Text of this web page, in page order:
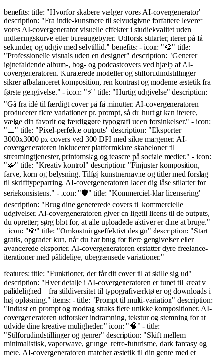
benefits: title: "Hvorfor skabere vælger vores AI-covergenerator"
description: "Fra indie-kunstnere til selvudgivne forfattere leverer
vores AI-covergenerator visuelle effekter i studiekvalitet uden
indlæringskurve eller bureaugebyrer. Udforsk stilarter, iterer på få
sekunder, og udgiv med selvtillid." benefits: - icon: "🎨" title:
"Professionelle visuals uden en designer" description: "Generer
iøjnefaldende album-, bog- og podcastcovers ved hjælp af AI-
covergeneratoren. Kuraterede modeller og stilforudindstillinger
sikrer afbalanceret komposition, ren kontrast og moderne æstetik fra
første gengivelse." - icon: "⚡" title: "Hurtig udgivelse" description:
"Gå fra idé til færdigt cover på få minutter. AI-covergeneratoren
producerer flere variationer pr. prompt, så du hurtigt kan iterere,
vælge din favorit og færdiggøre typografi uden forsinkelser." - icon:
"📐" title: "Pixel-perfekte outputs" description: "Eksporter
3000x3000 px covers ved 300 DPI med sikre margener. AI-
covergeneratoren inkluderer platformklare skabeloner til
streamingtjenester, printomslag og teasere på sociale medier." - icon:
"🧩" title: "Kreativ kontrol" description: "Finjuster komposition,
farve, korn og belysning. Tilføj kunstnernavne og titler med forslag
til skrifttypeparring. AI-covergeneratoren lader dig låse stilarter for
seriekonsistens." - icon: "🛡️" title: "Kommerciel-klar licensering"
description: "Brug dine genererede covers til kommercielle
udgivelser. AI-covergeneratoren giver en ligetil licens til de outputs,
du opretter; sørg blot for, at alle uploadede aktiver er dine at bruge."
- icon: "💸" title: "Omkostningseffektivt design" description: "Start
gratis, opgrader kun, når du har brug for flere gengivelser eller
avancerede eksporter. AI-covergeneratoren erstatter dyre freelance-
iterationer med pålidelige, ubegrænsede variationer."
features: title: "Funktioner, der får dit cover til at skille sig ud"
description: "Hver detalje i AI-covergeneratoren er tunet til kreativ
pålidelighed – fra stildiversitet til typografiværktøjer og downloads i
høj opløsning." items: - title: "Prompt til multi-variation" description:
"Indtast en prompt og modtag straks flere unikke kompositioner. AI-
covergeneratoren udforsker indramning, tekstur og stemning for at
udvide dine kreative muligheder." icon: "🧠" - title:
"Stilforudindstillinger og genrer" description: "Skift mellem
minimalistisk, vaporwave, grunge, retro-futurisme, dark fantasy og
mere. AI-covergeneratoren matcher æstetik til din genre med et